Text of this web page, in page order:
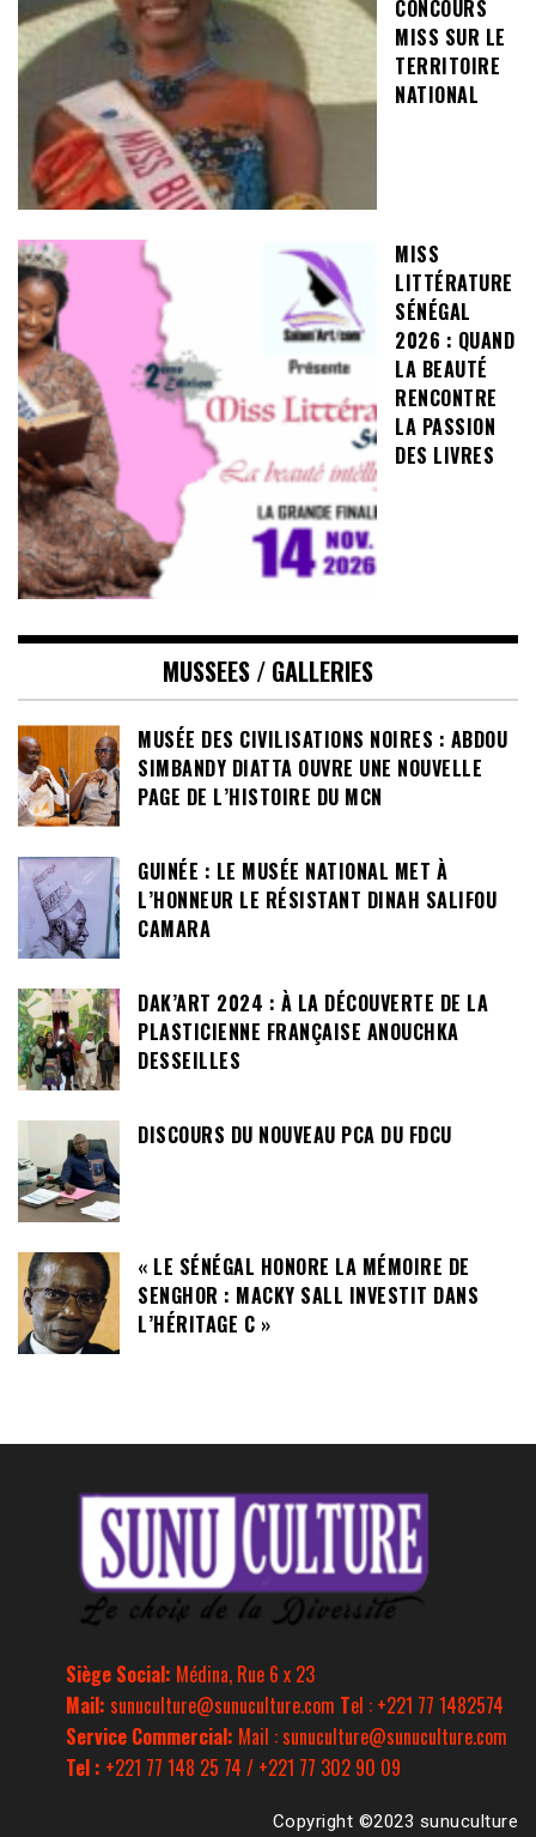
CONCOURS
MISS SUR LE
TERRITOIRE
NATIONAL
MISS
LITTÉRATURE
SÉNÉGAL
2026 : QUAND
LA BEAUTÉ
RENCONTRE
LA PASSION
DES LIVRES
MUSSEES / GALLERIES
MUSÉE DES CIVILISATIONS NOIRES : ABDOU
SIMBANDY DIATTA OUVRE UNE NOUVELLE
PAGE DE L’HISTOIRE DU MCN
GUINÉE : LE MUSÉE NATIONAL MET À
L’HONNEUR LE RÉSISTANT DINAH SALIFOU
CAMARA
DAK’ART 2024 : À LA DÉCOUVERTE DE LA
PLASTICIENNE FRANÇAISE ANOUCHKA
DESSEILLES
DISCOURS DU NOUVEAU PCA DU FDCU
« LE SÉNÉGAL HONORE LA MÉMOIRE DE
SENGHOR : MACKY SALL INVESTIT DANS
L’HÉRITAGE C »
Siège Social: Médina, Rue 6 x 23
Mail: sunuculture@sunuculture.com Tel : +221 77 1482574
Service Commercial: Mail : sunuculture@sunuculture.com
Tel : +221 77 148 25 74 / +221 77 302 90 09
Copyright ©2023 sunuculture